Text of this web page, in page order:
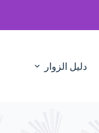
دليل الزوار